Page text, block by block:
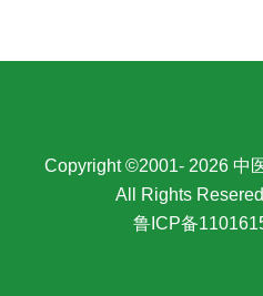
Copyright ©2001- 2026 中
All Rights
鲁ICP备